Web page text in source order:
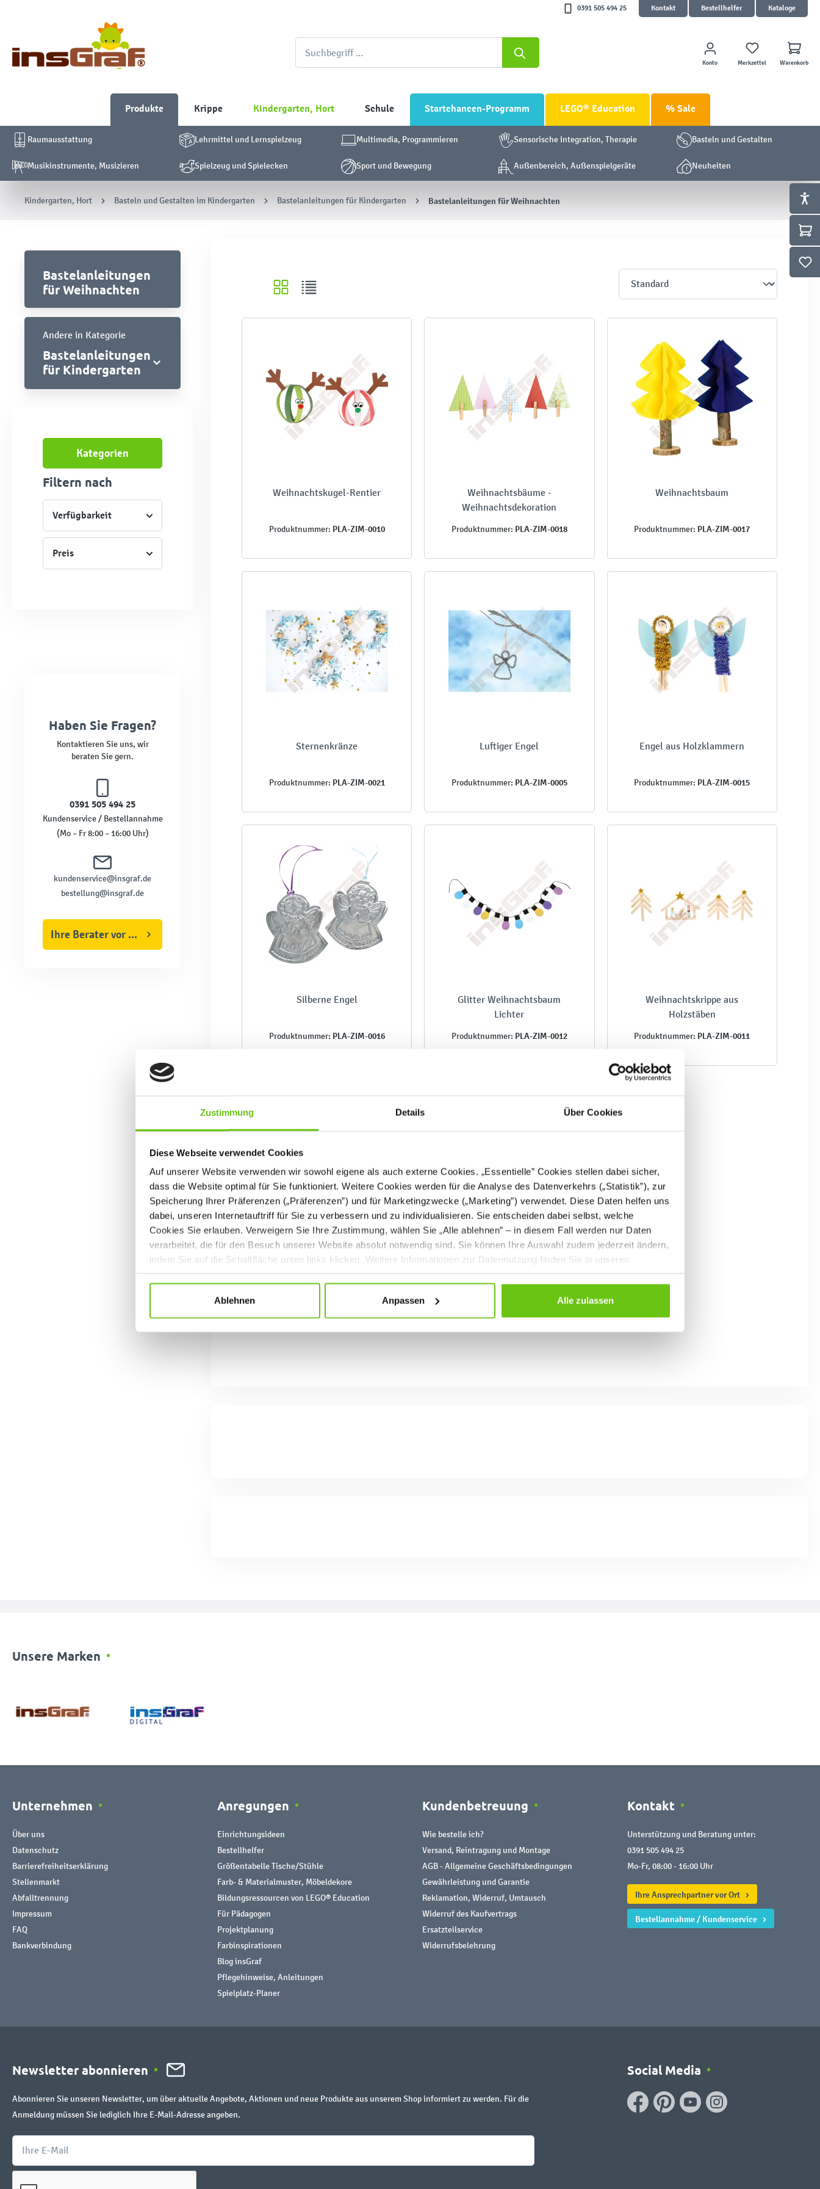
Zustimmung Details Über Cookies
Diese Webseite verwendet Cookies
Auf unserer Website verwenden wir sowohl eigene als auch externe Cookies. „Essentielle” Cookies stellen dabei sicher,
dass die Website optimal für Sie funktioniert. Weitere Cookies werden für die Analyse des Datenverkehrs („Statistik”), zur
Speicherung Ihrer Präferenzen („Präferenzen”) und für Marketingzwecke („Marketing”) verwendet. Diese Daten helfen uns
dabei, unseren Internetauftriff für Sie zu verbessern und zu individualisieren. Sie entscheiden dabei selbst, welche
Cookies Sie erlauben. Verweigern Sie Ihre Zustimmung, wählen Sie „Alle ablehnen” – in diesem Fall werden nur Daten
verarbeitet, die für den Besuch unserer Website absolut notwendig sind. Sie können Ihre Auswahl zudem jederzeit ändern,
indem Sie auf die Schaltfläche unten links klicken. Weitere Informationen zur Datennutzung finden Sie in unseren
Datenschutzrichtlinien.
Ablehnen Anpassen Alle zulassen
0391 505 494 25 Kontakt Bestellhelfer Kataloge
Konto Merkzettel Warenkorb
Produkte Krippe Kindergarten, Hort Schule Startchancen-Programm LEGO® Education % Sale
Raumausstattung Lehrmittel und Lernspielzeug Multimedia, Programmieren Sensorische Integration, Therapie Basteln und Gestalten
Musikinstrumente, Musizieren Spielzeug und Spielecken Sport und Bewegung Außenbereich, Außenspielgeräte Neuheiten
Kindergarten, Hort Basteln und Gestalten im Kindergarten Bastelanleitungen für Kindergarten Bastelanleitungen für Weihnachten
Bastelanleitungen
für Weihnachten
Andere in Kategorie
Bastelanleitungen
für Kindergarten
Kategorien
Filtern nach
Verfügbarkeit
Preis
Haben Sie Fragen?
Kontaktieren Sie uns, wir
beraten Sie gern.
0391 505 494 25
Kundenservice / Bestellannahme
(Mo – Fr 8:00 – 16:00 Uhr)
kundenservice@insgraf.de
bestellung@insgraf.de
Ihre Berater vor Ort
Weihnachtskugel-Rentier
Produktnummer: PLA-ZIM-0010
Weihnachtsbäume -
Weihnachtsdekoration
Produktnummer: PLA-ZIM-0018
Weihnachtsbaum
Produktnummer: PLA-ZIM-0017
Sternenkränze
Produktnummer: PLA-ZIM-0021
Luftiger Engel
Produktnummer: PLA-ZIM-0005
Engel aus Holzklammern
Produktnummer: PLA-ZIM-0015
Silberne Engel
Produktnummer: PLA-ZIM-0016
Glitter Weihnachtsbaum
Lichter
Produktnummer: PLA-ZIM-0012
Weihnachtskrippe aus
Holzstäben
Produktnummer: PLA-ZIM-0011
Unsere Marken
Unternehmen
Über uns
Datenschutz
Barrierefreiheitserklärung
Stellenmarkt
Abfalltrennung
Impressum
FAQ
Bankverbindung
Anregungen
Einrichtungsideen
Bestellhelfer
Größentabelle Tische/Stühle
Farb- & Materialmuster, Möbeldekore
Bildungsressourcen von LEGO® Education
Für Pädagogen
Projektplanung
Farbinspirationen
Blog insGraf
Pflegehinweise, Anleitungen
Spielplatz-Planer
Kundenbetreuung
Wie bestelle ich?
Versand, Reintragung und Montage
AGB - Allgemeine Geschäftsbedingungen
Gewährleistung und Garantie
Reklamation, Widerruf, Umtausch
Widerruf des Kaufvertrags
Ersatzteilservice
Widerrufsbelehrung
Kontakt
Unterstützung und Beratung unter:
0391 505 494 25
Mo-Fr, 08:00 - 16:00 Uhr
Ihre Ansprechpartner vor Ort
Bestellannahme / Kundenservice
Newsletter abonnieren
Abonnieren Sie unseren Newsletter, um über aktuelle Angebote, Aktionen und neue Produkte aus unserem Shop informiert zu werden. Für die
Anmeldung müssen Sie lediglich Ihre E-Mail-Adresse angeben.
Social Media